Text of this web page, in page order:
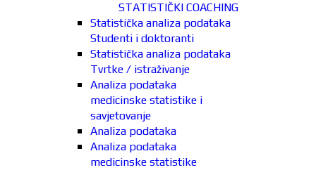
STATISTIČKI COACHING
Statistička analiza podataka
Studenti i doktoranti
Statistička analiza podataka
Tvrtke / istraživanje
Analiza podataka
medicinske statistike i
savjetovanje
Analiza podataka
Analiza podataka
medicinske statistike